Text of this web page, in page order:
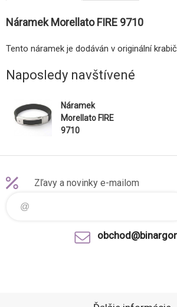
Náramek Morellato FIRE 9710
Tento náramek je dodáván v originální
Naposledy navštívené
Náramek
Morellato FIRE
9710
Zľavy a novinky e-mailom